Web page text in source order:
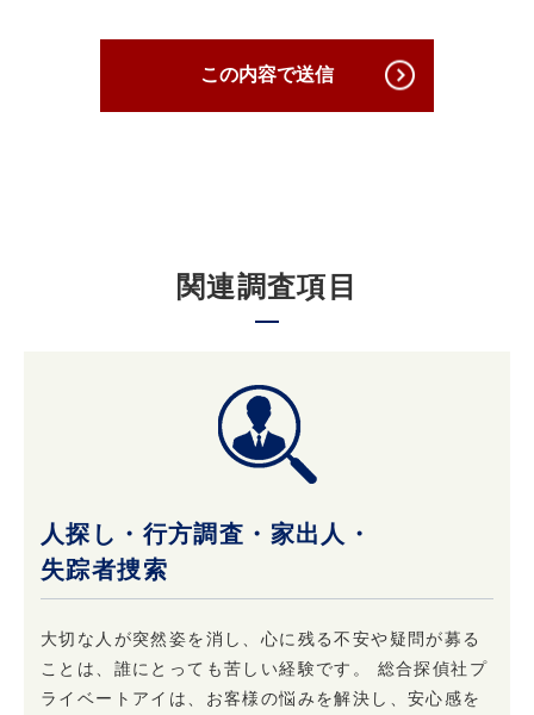
の紛失、破壊、改ざん及び漏えいを防ぐため、
必要かつ適切な安全管理対策を講じ、厳正な管
ることはありません。
所、検察庁、警察、 弁護士会、消費者センター
またはこれらに準じた権限を有する機関から、
個人情報の開示を求められた場合、当社はこれ
に応じて情報を開示することがあります。及び
当社の権利や財産を保護する目的で開示するこ
とがあります。
きます
当社は、ご本人からお申し出があったときは、
この内容で送信
関連調査項目
人探し・行方調査・家出人・
失踪者捜索
大切な人が突然姿を消し、心に残る不安や疑問が募る
ことは、誰にとっても苦しい経験です。 総合探偵社プ
ライベートアイは、お客様の悩みを解決し、安心感を